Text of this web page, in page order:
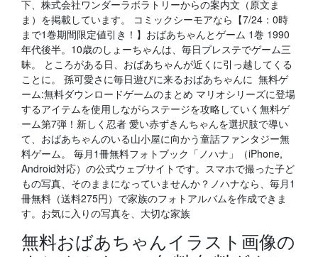
下、株式会社ワンダーラボラトリーからの案内文（原文ま
ま）を掲載しています。 コミックシーモアなら【7/24：0時
まで1巻期間限定値引き！】おばあちゃんとゲーム 1巻 1990
年代後半。10歳のしょーちゃんは、毎日プレステでゲーム三
昧。 ところがある日、おばあちゃんが近くに引っ越してくる
ことに。 孫可愛さに毎日遊びに来るおばあちゃんに 無料ゲ
ーム:無料ダウンロードゲームのまとめ マリオシリーズに登場
するアイテムを使用しながらステージを攻略していく無料ゲ
ーム第7弾！新しく忍者 愛い赤ずきんちゃんを選択肢で導い
て、おばあちゃんのいる山小屋に向かう童話ファンタジー無
料ゲーム。 毎月1冊無料フォトブック「ノハナ」（iPhone,
Android対応）の公式ウェブサイトです。スマホで撮った子ど
もの写真、そのままになっていませんか？ノハナなら、毎月1
冊無料（送料275円）で家族のフォトアルバムを作成できま
す。お気に入りの写真を、大切な家族
無料おばあちゃんイラスト画像の